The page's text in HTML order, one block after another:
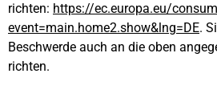
richten: https://ec.europa.eu/
event=main.home2.show&lng=DE.
Beschwerde auch an die oben
richten.